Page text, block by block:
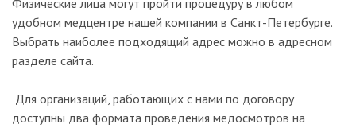
Физические лица могут пройти процедуру в любом
удобном медцентре нашей компании в Санкт-Петербурге.
Выбрать наиболее подходящий адрес можно в адресном
разделе сайта.
Для организаций, работающих с нами по договору
доступны два формата проведения медосмотров на